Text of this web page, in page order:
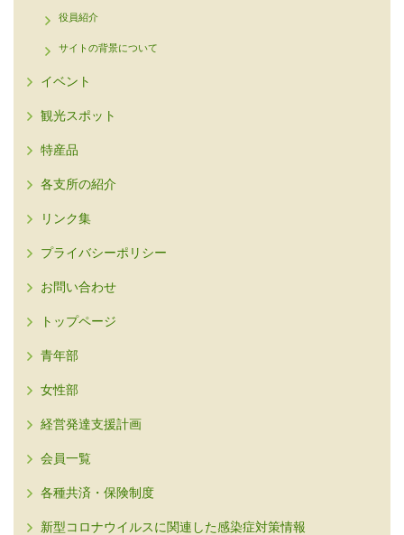
役員紹介
サイトの背景について
イベント
観光スポット
特産品
各支所の紹介
リンク集
プライバシーポリシー
お問い合わせ
トップページ
青年部
女性部
経営発達支援計画
会員一覧
各種共済・保険制度
新型コロナウイルスに関連した感染症対策情報